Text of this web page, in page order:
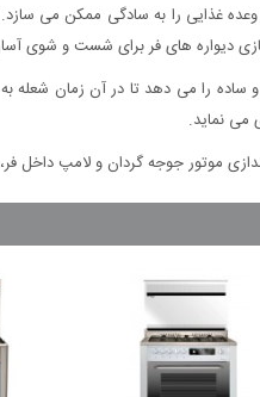
ظرفیت 63 لیتر است که پخت هر وعده غذایی را به
دیواره های فر برای شست و شوی
و ساده را می دهد تا در آن زمان شعله
می نماید.
موتور جوجه گردان و لامپ داخل